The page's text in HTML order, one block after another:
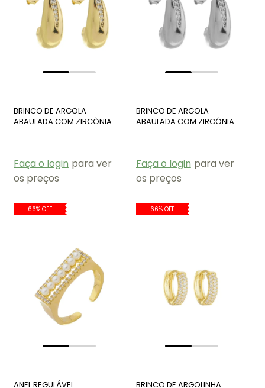
BRINCO DE ARGOLA
ABAULADA COM ZIRCÔNIA
Faça o login para ver
os preços
BRINCO DE ARGOLA
ABAULADA COM ZIRCÔNIA
Faça o login para ver
os preços
66% OFF
ANEL REGULÁVEL
66% OFF
BRINCO DE ARGOLINHA